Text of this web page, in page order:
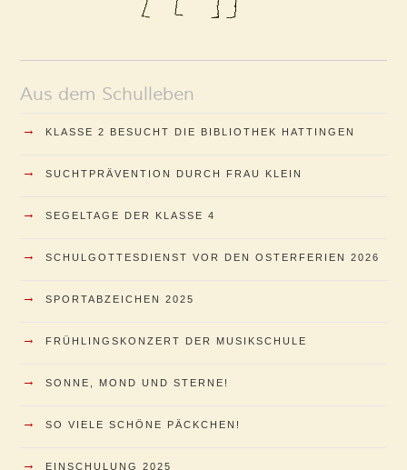
Aus dem Schulleben
→ KLASSE 2 BESUCHT DIE BIBLIOTHEK HATTINGEN
→ SUCHTPRÄVENTION DURCH FRAU KLEIN
→ SEGELTAGE DER KLASSE 4
→ SCHULGOTTESDIENST VOR DEN OSTERFERIEN 2026
→ SPORTABZEICHEN 2025
→ FRÜHLINGSKONZERT DER MUSIKSCHULE
→ SONNE, MOND UND STERNE!
→ SO VIELE SCHÖNE PÄCKCHEN!
→ EINSCHULUNG 2025